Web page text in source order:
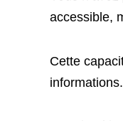
accessible,
Cette